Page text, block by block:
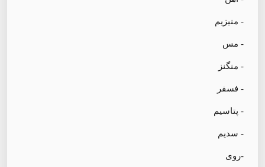
- منیزیم
- مس
- منگنز
- فسفر
- پتاسیم
- سدیم
-روی